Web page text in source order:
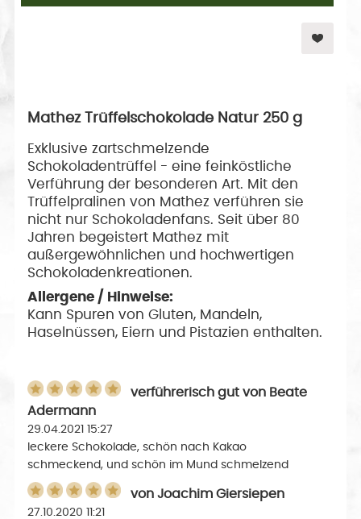
Mathez Trüffelschokolade Natur 250 g
Exklusive zartschmelzende
Schokoladentrüffel - eine feinköstliche
Verführung der besonderen Art. Mit den
Trüffelpralinen von Mathez verführen sie
nicht nur Schokoladenfans. Seit über 80
Jahren begeistert Mathez mit
außergewöhnlichen und hochwertigen
Schokoladenkreationen.
Allergene / Hinweise:
Kann Spuren von Gluten, Mandeln,
Haselnüssen, Eiern und Pistazien enthalten.
verführerisch gut von Beate
Adermann
29.04.2021 15:27
leckere Schokolade, schön nach Kakao
schmeckend, und schön im Mund schmelzend
vonJoachim Giersiepen
27.10.2020 11:21